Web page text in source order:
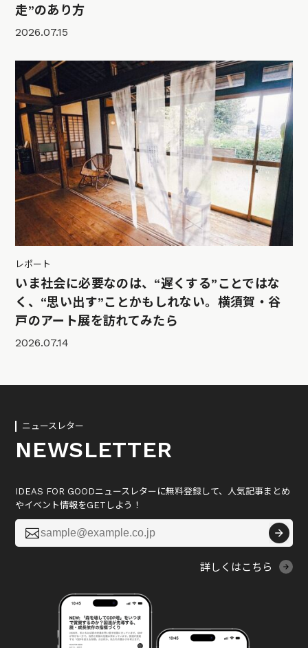
走”のあり方
2026.07.15
レポート
いま社会に必要なのは、“遅くする”ことではな
く、“思い出す”ことかもしれない。横須賀・谷
戸のアート展を訪れてみたら
2026.07.14
ニュースレター
NEWSLETTER
IDEAS FOR GOODニュースレターに無料登録して、人気記事まとめ
やイベント情報をGETしよう！

詳しくはこちら